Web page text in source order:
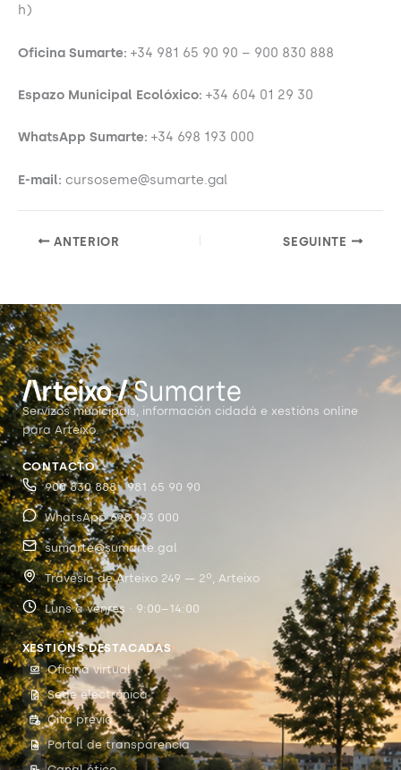
h)
Oficina Sumarte: +34 981 65 90 90 – 900 830 888
Espazo Municipal Ecolóxico: +34 604 01 29 30
WhatsApp Sumarte: +34 698 193 000
E-mail: cursoseme@sumarte.gal
ANTERIOR SEGUINTE
Servizos municipais, información cidadá e xestións online
para Arteixo.
CONTACTO
900 830 888 · 981 65 90 90
WhatsApp 698 193 000
sumarte@sumarte.gal
Travesía de Arteixo 249 — 2º, Arteixo
Luns a venres · 9:00–14:00
XESTIÓNS DESTACADAS
Oficina virtual
Sede electrónica
Cita previa
Portal de transparencia